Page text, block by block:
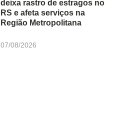
deixa rastro de estragos no
RS e afeta serviços na
Região Metropolitana
07/08/2026